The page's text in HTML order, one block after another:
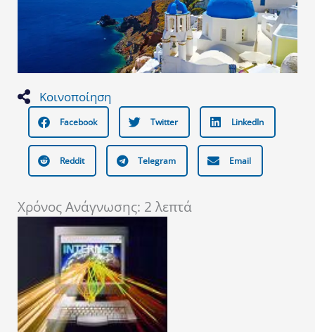
Κοινοποίηση
Facebook Twitter LinkedIn
Reddit Telegram Email
Χρόνος Ανάγνωσης: 2 λεπτά